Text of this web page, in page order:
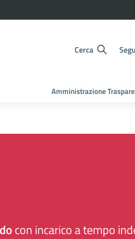
Cerca
Amministrazione
con incarico a tempo